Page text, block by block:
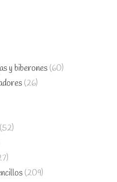
y biberones (60)
(26)
(52)
(209)